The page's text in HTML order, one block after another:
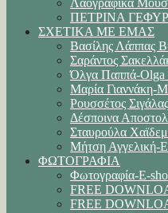
Λαογραφικά
ΠΕΤΡΙΝΑ
ΣΧΕΤΙΚΑ ΜΕ ΕΜΑΣ
Βασίλης Λάππας
Σαράντος
Όλγα Παππά-Olga
Μαρία Γιαννάκη-
Ρουσσέτος Σιγάλας
Δέσποινα
Σταυρούλα
Μήτση Αγγελική-
ΦΩΤΟΓΡΑΦΙΑ
Φωτογραφία-E-
FREE
FREE